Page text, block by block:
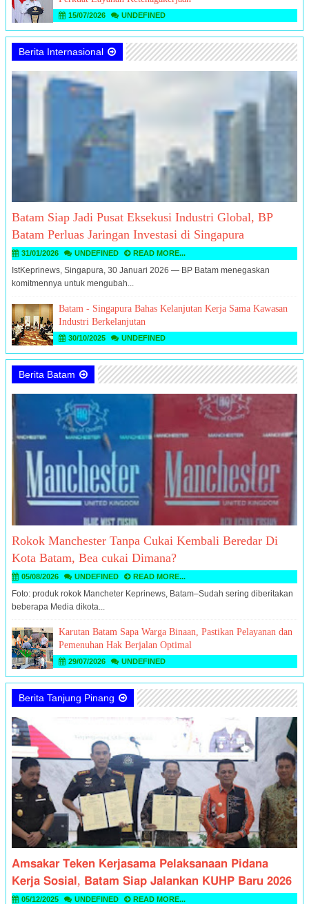
15/07/2026 UNDEFINED
Berita Internasional
Batam Siap Jadi Pusat Eksekusi Industri Global, BP
Batam Perluas Jaringan Investasi di Singapura
31/01/2026 UNDEFINED READ MORE...
IstKeprinews, Singapura, 30 Januari 2026 — BP Batam menegaskan
komitmennya untuk mengubah...
Batam - Singapura Bahas Kelanjutan Kerja Sama Kawasan
Industri Berkelanjutan
30/10/2025 UNDEFINED
Berita Batam
Rokok Manchester Tanpa Cukai Kembali Beredar Di
Kota Batam, Bea cukai Dimana?
05/08/2026 UNDEFINED READ MORE...
Foto: produk rokok Mancheter Keprinews, Batam–Sudah sering diberitakan
beberapa Media dikota...
Karutan Batam Sapa Warga Binaan, Pastikan Pelayanan dan
Pemenuhan Hak Berjalan Optimal
29/07/2026 UNDEFINED
Berita Tanjung Pinang
𝗔𝗺𝘀𝗮𝗸𝗮𝗿 𝗧𝗲𝗸𝗲𝗻 𝗞𝗲𝗿𝗷𝗮𝘀𝗮𝗺𝗮 𝗣𝗲𝗹𝗮𝗸𝘀𝗮𝗻𝗮𝗮𝗻 𝗣𝗶𝗱𝗮𝗻𝗮
𝗞𝗲𝗿𝗷𝗮 𝗦𝗼𝘀𝗶𝗮𝗹, 𝗕𝗮𝘁𝗮𝗺 𝗦𝗶𝗮𝗽 𝗝𝗮𝗹𝗮𝗻𝗸𝗮𝗻 𝗞𝗨𝗛𝗣 𝗕𝗮𝗿𝘂 𝟮𝟬𝟮𝟲
05/12/2025 UNDEFINED READ MORE...